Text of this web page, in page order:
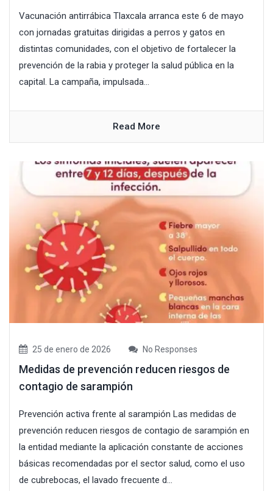
Vacunación antirrábica Tlaxcala arranca este 6 de mayo
con jornadas gratuitas dirigidas a perros y gatos en
distintas comunidades, con el objetivo de fortalecer la
prevención de la rabia y proteger la salud pública en la
capital. La campaña, impulsada...
Read More
25 de enero de 2026 No Responses
Medidas de prevención reducen riesgos de
contagio de sarampión
Prevención activa frente al sarampión Las medidas de
prevención reducen riesgos de contagio de sarampión en
la entidad mediante la aplicación constante de acciones
básicas recomendadas por el sector salud, como el uso
de cubrebocas, el lavado frecuente d...